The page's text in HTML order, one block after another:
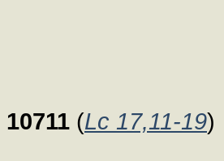
10711 (Lc 17,11-19)